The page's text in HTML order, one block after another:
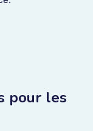
rapports
saisis dans
des processus
récurrents
cohérentes sur
pour les